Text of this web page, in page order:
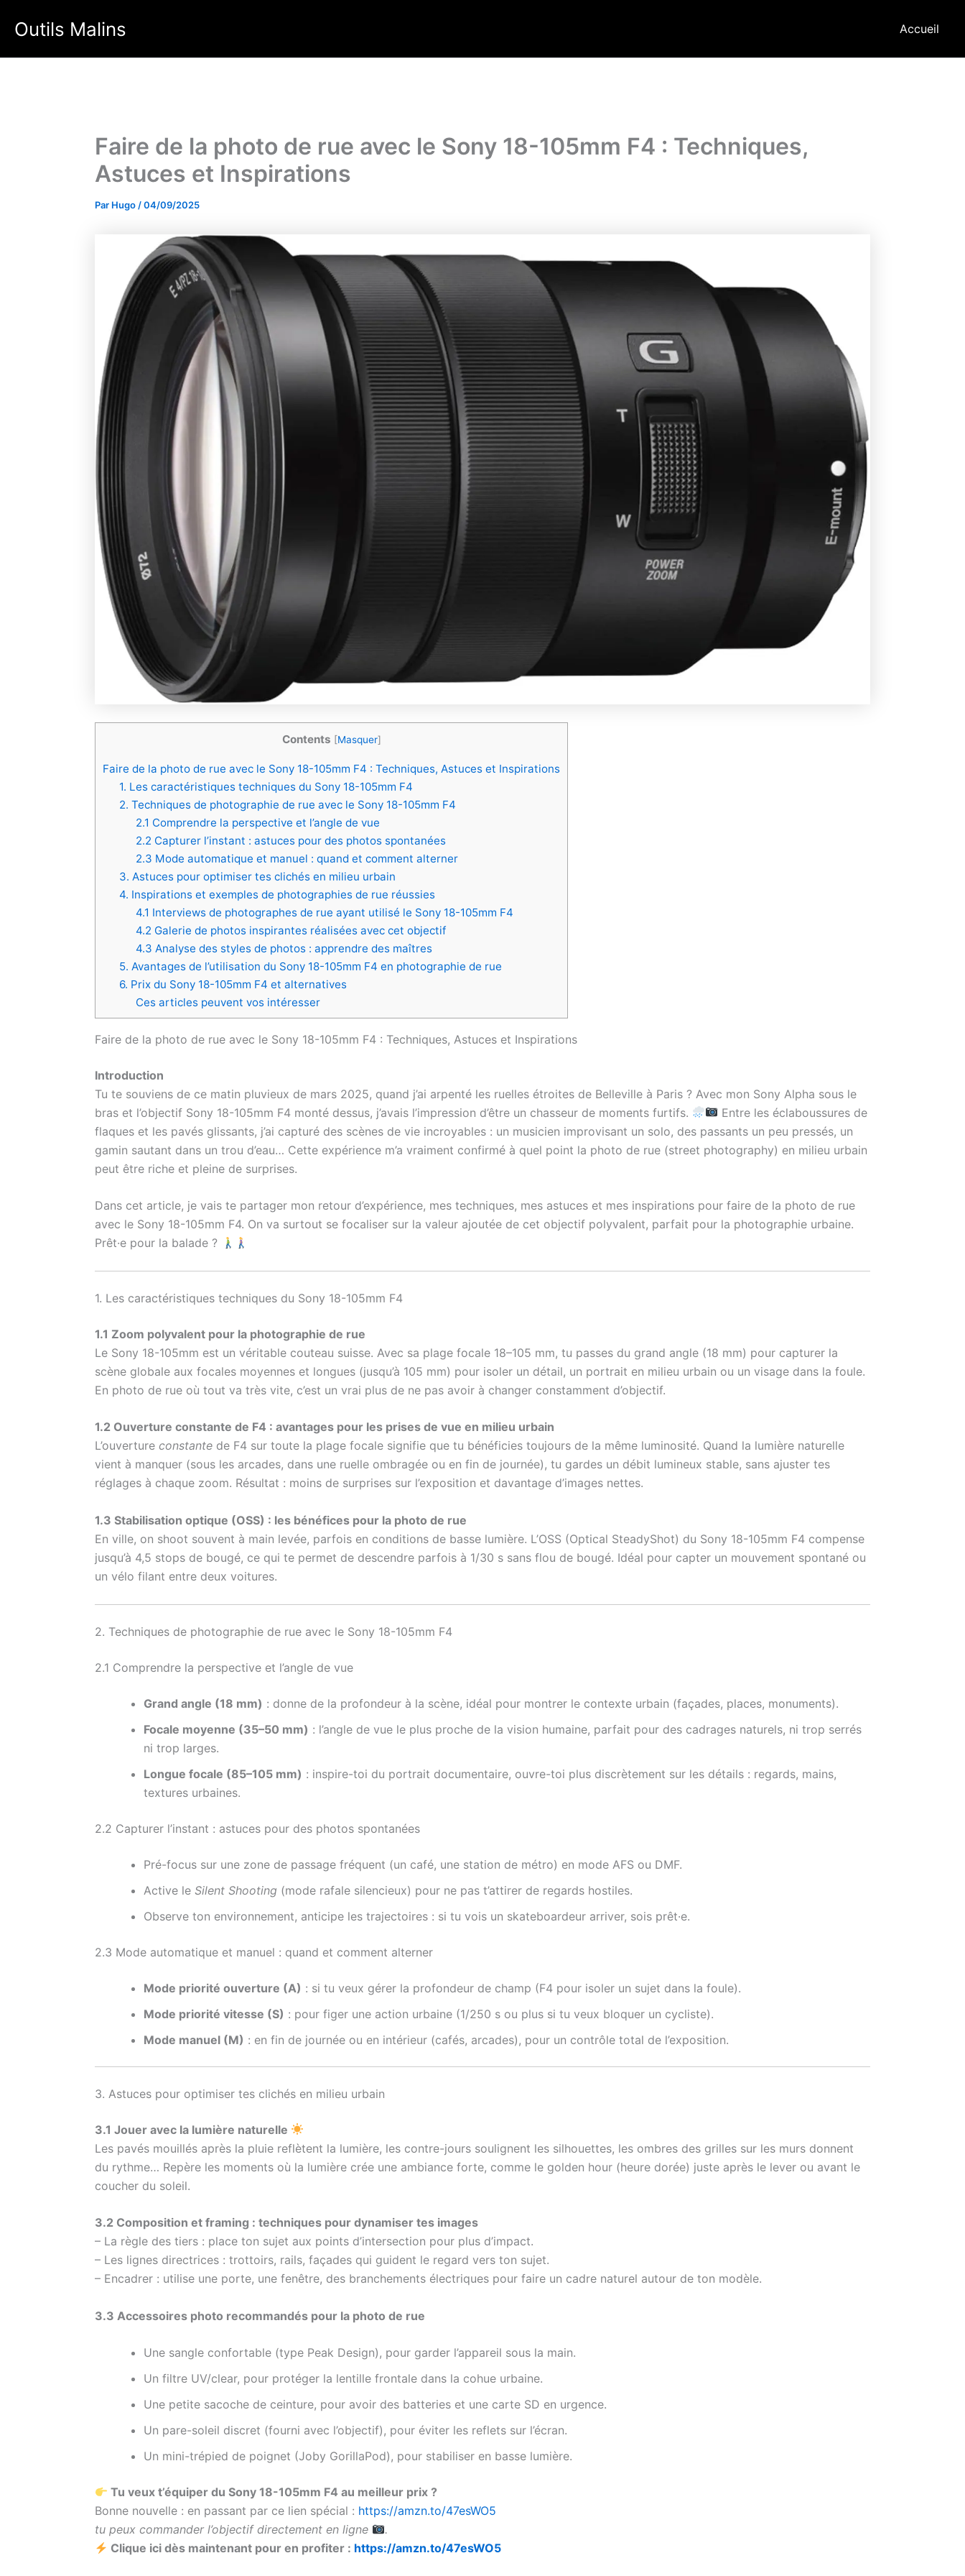
Outils Malins Accueil
Faire de la photo de rue avec le Sony 18-105mm F4 : Techniques,
Astuces et Inspirations
Par Hugo /04/09/2025
Contents [Masquer]
Faire de la photo de rue avec le Sony 18-105mm F4 : Techniques, Astuces et Inspirations
1. Les caractéristiques techniques du Sony 18-105mm F4
2. Techniques de photographie de rue avec le Sony 18-105mm F4
2.1 Comprendre la perspective et l’angle de vue
2.2 Capturer l’instant : astuces pour des photos spontanées
2.3 Mode automatique et manuel : quand et comment alterner
3. Astuces pour optimiser tes clichés en milieu urbain
4. Inspirations et exemples de photographies de rue réussies
4.1 Interviews de photographes de rue ayant utilisé le Sony 18-105mm F4
4.2 Galerie de photos inspirantes réalisées avec cet objectif
4.3 Analyse des styles de photos : apprendre des maîtres
5. Avantages de l’utilisation du Sony 18-105mm F4 en photographie de rue
6. Prix du Sony 18-105mm F4 et alternatives
Ces articles peuvent vos intéresser
Faire de la photo de rue avec le Sony 18-105mm F4 : Techniques, Astuces et Inspirations
Introduction
Tu te souviens de ce matin pluvieux de mars 2025, quand j’ai arpenté les ruelles étroites de Belleville à Paris ? Avec mon Sony Alpha sous le
bras et l’objectif Sony 18-105mm F4 monté dessus, j’avais l’impression d’être un chasseur de moments furtifs.
Entre les éclaboussures de
flaques et les pavés glissants, j’ai capturé des scènes de vie incroyables : un musicien improvisant un solo, des passants un peu pressés, un
gamin sautant dans un trou d’eau… Cette expérience m’a vraiment confirmé à quel point la photo de rue (street photography) en milieu urbain
peut être riche et pleine de surprises.
Dans cet article, je vais te partager mon retour d’expérience, mes techniques, mes astuces et mes inspirations pour faire de la photo de rue
avec le Sony 18-105mm F4. On va surtout se focaliser sur la valeur ajoutée de cet objectif polyvalent, parfait pour la photographie urbaine.
Prêt·e pour la balade ?
1. Les caractéristiques techniques du Sony 18-105mm F4
1.1 Zoom polyvalent pour la photographie de rue
Le Sony 18-105mm est un véritable couteau suisse. Avec sa plage focale 18–105 mm, tu passes du grand angle (18 mm) pour capturer la
scène globale aux focales moyennes et longues (jusqu’à 105 mm) pour isoler un détail, un portrait en milieu urbain ou un visage dans la foule.
En photo de rue où tout va très vite, c’est un vrai plus de ne pas avoir à changer constamment d’objectif.
1.2 Ouverture constante de F4 : avantages pour les prises de vue en milieu urbain
L’ouverture constante de F4 sur toute la plage focale signifie que tu bénéficies toujours de la même luminosité. Quand la lumière naturelle
vient à manquer (sous les arcades, dans une ruelle ombragée ou en fin de journée), tu gardes un débit lumineux stable, sans ajuster tes
réglages à chaque zoom. Résultat : moins de surprises sur l’exposition et davantage d’images nettes.
1.3 Stabilisation optique (OSS) : les bénéfices pour la photo de rue
En ville, on shoot souvent à main levée, parfois en conditions de basse lumière. L’OSS (Optical SteadyShot) du Sony 18-105mm F4 compense
jusqu’à 4,5 stops de bougé, ce qui te permet de descendre parfois à 1/30 s sans flou de bougé. Idéal pour capter un mouvement spontané ou
un vélo filant entre deux voitures.
2. Techniques de photographie de rue avec le Sony 18-105mm F4
2.1 Comprendre la perspective et l’angle de vue
Grand angle (18 mm) : donne de la profondeur à la scène, idéal pour montrer le contexte urbain (façades, places, monuments).
Focale moyenne (35–50 mm) : l’angle de vue le plus proche de la vision humaine, parfait pour des cadrages naturels, ni trop serrés
ni trop larges.
Longue focale (85–105 mm) : inspire-toi du portrait documentaire, ouvre-toi plus discrètement sur les détails : regards, mains,
textures urbaines.
2.2 Capturer l’instant : astuces pour des photos spontanées
Pré-focus sur une zone de passage fréquent (un café, une station de métro) en mode AFS ou DMF.
Active le Silent Shooting (mode rafale silencieux) pour ne pas t’attirer de regards hostiles.
Observe ton environnement, anticipe les trajectoires : si tu vois un skateboardeur arriver, sois prêt·e.
2.3 Mode automatique et manuel : quand et comment alterner
Mode priorité ouverture (A) : si tu veux gérer la profondeur de champ (F4 pour isoler un sujet dans la foule).
Mode priorité vitesse (S) : pour figer une action urbaine (1/250 s ou plus si tu veux bloquer un cycliste).
Mode manuel (M) : en fin de journée ou en intérieur (cafés, arcades), pour un contrôle total de l’exposition.
3. Astuces pour optimiser tes clichés en milieu urbain
3.1 Jouer avec la lumière naturelle
Les pavés mouillés après la pluie reflètent la lumière, les contre-jours soulignent les silhouettes, les ombres des grilles sur les murs donnent
du rythme… Repère les moments où la lumière crée une ambiance forte, comme le golden hour (heure dorée) juste après le lever ou avant le
coucher du soleil.
3.2 Composition et framing : techniques pour dynamiser tes images
– La règle des tiers : place ton sujet aux points d’intersection pour plus d’impact.
– Les lignes directrices : trottoirs, rails, façades qui guident le regard vers ton sujet.
– Encadrer : utilise une porte, une fenêtre, des branchements électriques pour faire un cadre naturel autour de ton modèle.
3.3 Accessoires photo recommandés pour la photo de rue
Une sangle confortable (type Peak Design), pour garder l’appareil sous la main.
Un filtre UV/clear, pour protéger la lentille frontale dans la cohue urbaine.
Une petite sacoche de ceinture, pour avoir des batteries et une carte SD en urgence.
Un pare-soleil discret (fourni avec l’objectif), pour éviter les reflets sur l’écran.
Un mini-trépied de poignet (Joby GorillaPod), pour stabiliser en basse lumière.
Tu veux t’équiper du Sony 18-105mm F4 au meilleur prix ?
Bonne nouvelle : en passant par ce lien spécial : https://amzn.to/47esWO5
tu peux commander l’objectif directement en ligne
.
Clique ici dès maintenant pour en profiter : https://amzn.to/47esWO5